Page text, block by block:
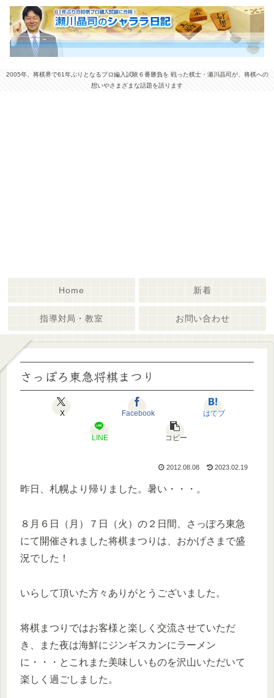
2005年、将棋界で61年ぶりとなるプロ編入試験６番勝負を 戦った棋士・瀬川晶司が、将棋への
想いやさまざまな話題を語ります
Home 新着
指導対局・教室 お問い合わせ
さっぽろ東急将棋まつり
X Facebook はてブ
LINE コピー
2012.08.08 2023.02.19
昨日、札幌より帰りました。暑い・・・。
８月６日（月）７日（火）の２日間、さっぽろ東急
にて開催されました将棋まつりは、おかげさまで盛
況でした！
いらして頂いた方々ありがとうございました。
将棋まつりではお客様と楽しく交流させていただ
き、また夜は海鮮にジンギスカンにラーメン
に・・・とこれまた美味しいものを沢山いただいて
楽しく過ごしました。